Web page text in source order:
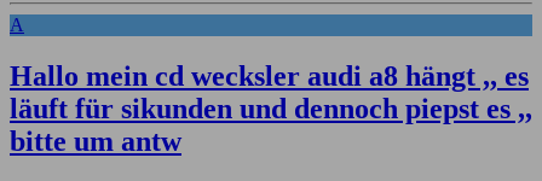
A
Hallo mein cd wecksler audi a8 hängt ,, es
läuft für sikunden und dennoch piepst es ,,
bitte um antw